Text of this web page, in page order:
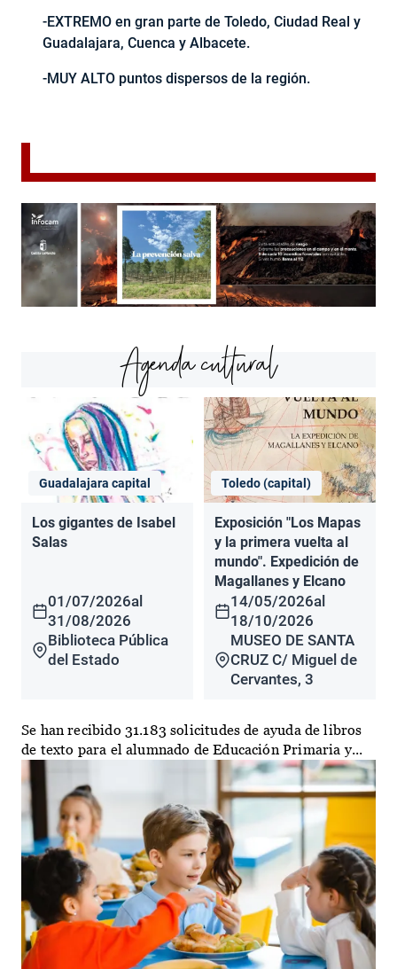
-EXTREMO en gran parte de Toledo, Ciudad Real y
Guadalajara, Cuenca y Albacete.
-MUY ALTO puntos dispersos de la región.
Agenda cultural
Guadalajara capital
Los gigantes de Isabel
Salas
01/07/2026al
31/08/2026
Biblioteca Pública
del Estado
Toledo (capital)
Exposición "Los Mapas
y la primera vuelta al
mundo". Expedición de
Magallanes y Elcano
14/05/2026al
18/10/2026
MUSEO DE SANTA
CRUZ C/ Miguel de
Cervantes, 3
Se han recibido 31.183 solicitudes de ayuda de libros
de texto para el alumnado de Educación Primaria y...